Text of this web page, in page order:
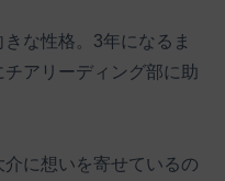
な性格。3年になるま
アリーディング部に助
に想いを寄せているの